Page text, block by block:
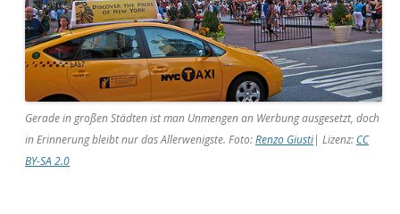
Gerade in großen Städten ist man Unmengen an Werbung ausgesetzt, doch
in Erinnerung bleibt nur das Allerwenigste. Foto:Renzo Giusti| Lizenz: CC
BY-SA 2.0